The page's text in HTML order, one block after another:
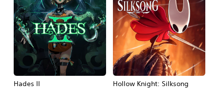
Hades II Hollow Knight: Silksong